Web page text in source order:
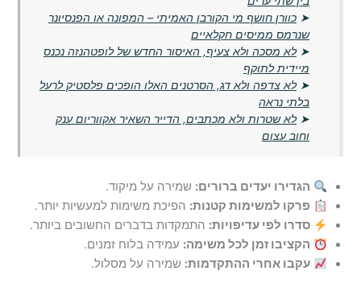
➤כוורן חושף מי הקורבן האמיתי – המפונה או הפנסיונר
שנרמס ממיסים חקלאיים
➤לא מסכה ולא צעיף, האיסור החדש של לופטהנזה נכנס
מיידית לתוקף
➤לא צדפה ולא דג, הסרטנים האלו הופכים פלסטיק לרעל
בלתי נראה
➤לא שטרות ולא מכתבים, הדייר השאיר אקווריום ענק
וחוב עצום
הגדירו יעדים ברורים: שמירה על מיקוד.
פרקו למשימות קטנות: הפיכת משימות למעשיות יותר.
סדרו לפי עדיפויות: התמקדות בדברים החשובים ביותר.
הקציבו זמן לכל משימה: עמידה בלוח זמנים.
עקבו אחרי ההתקדמות: שמירה על מסלול.